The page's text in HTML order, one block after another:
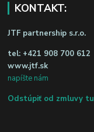
KONTAKT:
JTF partnership s.r.o.
tel: +421 908 700 612
www.jtf.sk
napíšte nám
Odstúpiť od zmluvy tu